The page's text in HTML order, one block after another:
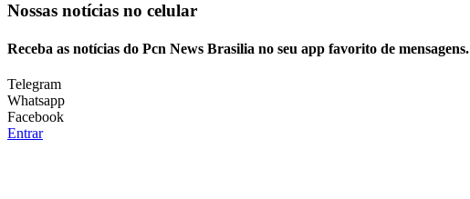
Nossas notícias no celular
Receba as notícias do Pcn News Brasilia no seu app favorito de mensagens.
Telegram
Whatsapp
Facebook
Entrar